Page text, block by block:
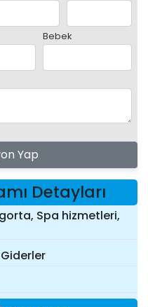
Bebek
Yap
Detayları
Spa hizmetleri,